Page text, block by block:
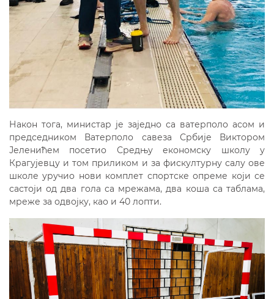
Након тога, министар је заједно са ватерполо асом и
председником Ватерполо савеза Србије Виктором
Јеленићем посетио Средњу економску школу у
Крагујевцу и том приликом и за фискултурну салу ове
школе уручио нови комплет спортске опреме који се
састоји од два гола са мрежама, два коша са таблама,
мреже за одвојку, као и 40 лопти.